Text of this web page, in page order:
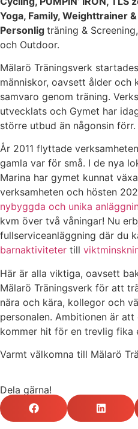
Yoga, Family, Weighttrainer
Personlig träning &
och Outdoor.
Mälarö Träningsverk
människor, oavsett ålder och
samvaro genom träning.
utvecklats och Gymet har
större utbud än någonsin förr.
År 2011 flyttade
gamla var för små. I de nya
Marina har gymet kunnat
verksamheten och hösten
nybyggda och unika
kvm över två våningar! Nu
fullserviceanläggning där du
barnaktiviteter till
Här är alla viktiga, oavsett
Mälarö Träningsverk för att
nära och kära, kollegor och
personalen. Ambitionen är
kommer hit för en trevlig fika
Varmt välkomna till Mälarö
Dela gärna!